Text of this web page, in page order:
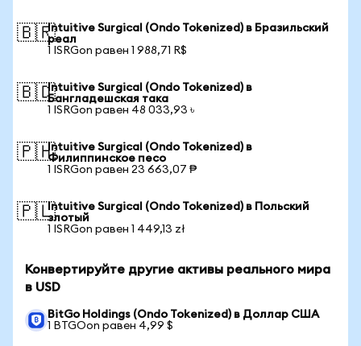
🇧🇷Intuitive Surgical (Ondo Tokenized) в Бразильский
реал
1 ISRGon равен 1 988,71 R$
🇧🇩Intuitive Surgical (Ondo Tokenized) в
Бангладешская така
1 ISRGon равен 48 033,93 ৳
🇵🇭Intuitive Surgical (Ondo Tokenized) в
Филиппинское песо
1 ISRGon равен 23 663,07 ₱
🇵🇱Intuitive Surgical (Ondo Tokenized) в Польский
злотый
1 ISRGon равен 1 449,13 zł
Конвертируйте другие активы реального мира
в USD
BitGo Holdings (Ondo Tokenized) в Доллар США
1 BTGOon равен 4,99 $